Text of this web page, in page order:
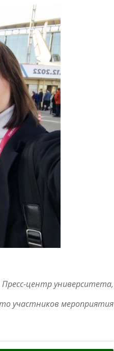
Пресс-центр университета,
участников мероприятия